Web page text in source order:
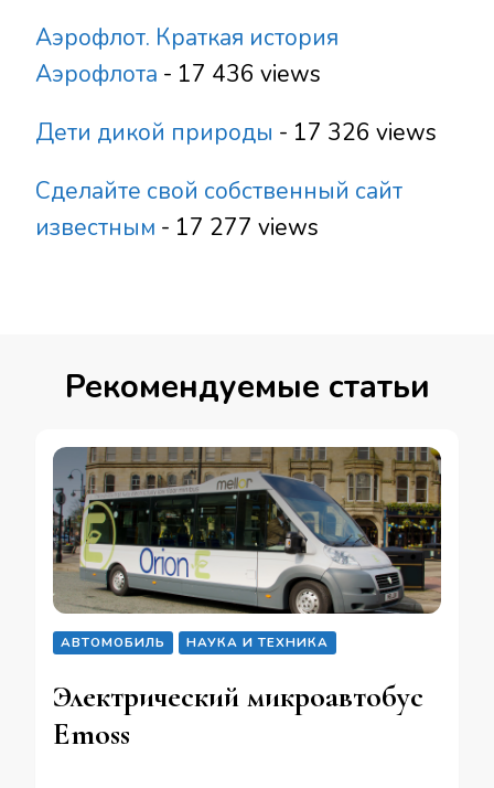
Аэрофлот. Краткая история
Аэрофлота - 17 436 views
Дети дикой природы - 17 326 views
Сделайте свой собственный сайт
известным - 17 277 views
Рекомендуемые статьи
АВТОМОБИЛЬ НАУКА И ТЕХНИКА
Электрический микроавтобус
Emoss